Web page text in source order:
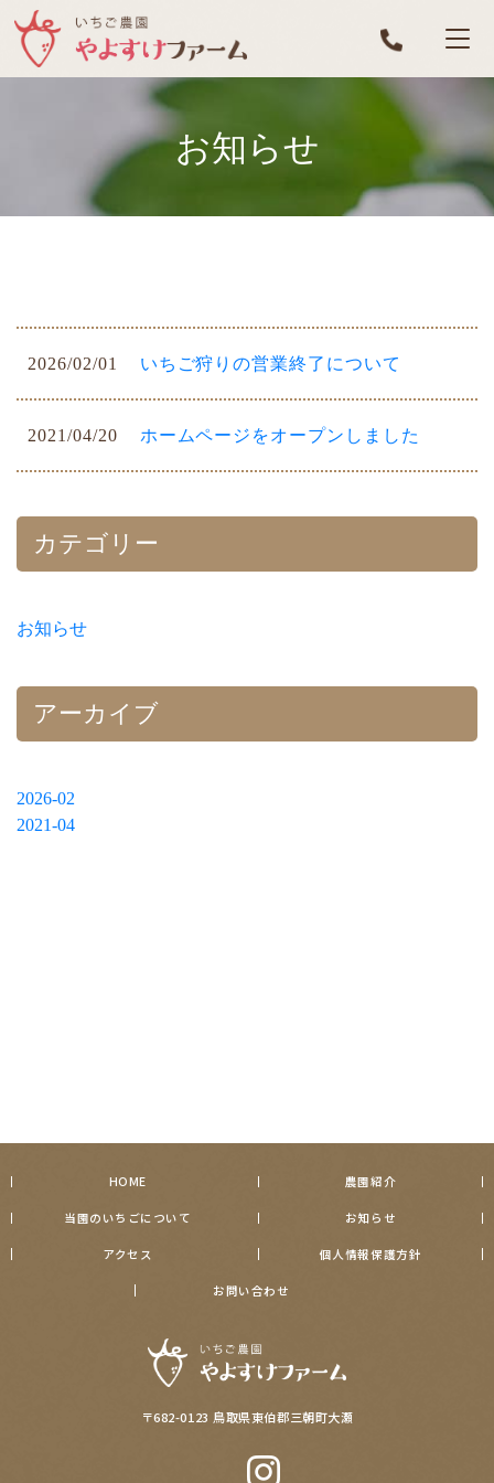
お知らせ
2026/02/01 いちご狩りの営業終了について
2021/04/20 ホームページをオープンしました
カテゴリー
お知らせ
アーカイブ
2026-02
2021-04
HOME 農園紹介
当園のいちごについて お知らせ
アクセス 個人情報保護方針
お問い合わせ
〒682-0123 鳥取県東伯郡三朝町大瀬